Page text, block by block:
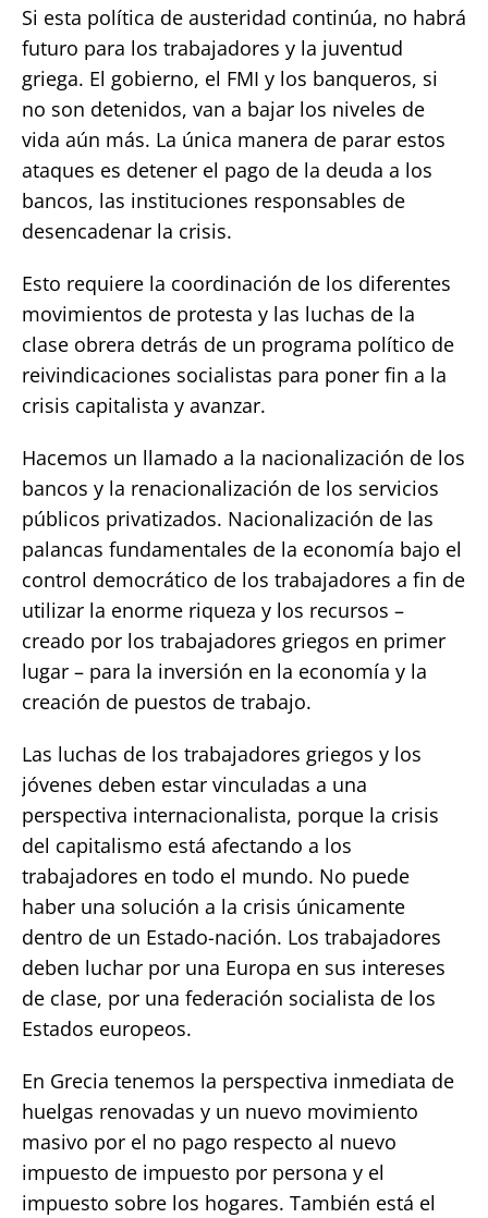
Si esta política de austeridad continúa, no habrá
futuro para los trabajadores y la juventud
griega. El gobierno, el FMI y los banqueros, si
no son detenidos, van a bajar los niveles de
vida aún más. La única manera de parar estos
ataques es detener el pago de la deuda a los
bancos, las instituciones responsables de
desencadenar la crisis.
Esto requiere la coordinación de los diferentes
movimientos de protesta y las luchas de la
clase obrera detrás de un programa político de
reivindicaciones socialistas para poner fin a la
crisis capitalista y avanzar.
Hacemos un llamado a la nacionalización de los
bancos y la renacionalización de los servicios
públicos privatizados. Nacionalización de las
palancas fundamentales de la economía bajo el
control democrático de los trabajadores a fin de
utilizar la enorme riqueza y los recursos –
creado por los trabajadores griegos en primer
lugar – para la inversión en la economía y la
creación de puestos de trabajo.
Las luchas de los trabajadores griegos y los
jóvenes deben estar vinculadas a una
perspectiva internacionalista, porque la crisis
del capitalismo está afectando a los
trabajadores en todo el mundo. No puede
haber una solución a la crisis únicamente
dentro de un Estado-nación. Los trabajadores
deben luchar por una Europa en sus intereses
de clase, por una federación socialista de los
Estados europeos.
En Grecia tenemos la perspectiva inmediata de
huelgas renovadas y un nuevo movimiento
masivo por el no pago respecto al nuevo
impuesto de impuesto por persona y el
impuesto sobre los hogares. También está el